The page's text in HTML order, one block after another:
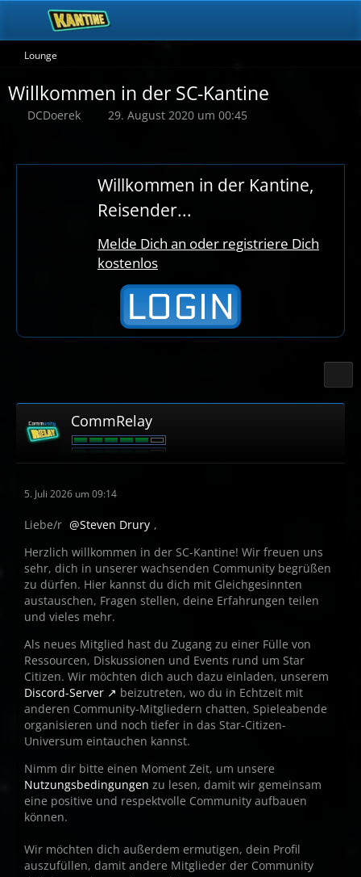
Lounge
Willkommen in der SC-Kantine
DCDoerek 29. August 2020 um 00:45
Willkommen in der Kantine,
Reisender...
Melde Dich an oder registriere Dich
kostenlos
CommRelay
5. Juli 2026 um 09:14
Liebe/r Steven Drury ,
Herzlich willkommen in der SC-Kantine! Wir freuen uns
sehr, dich in unserer wachsenden Community begrüßen
zu dürfen. Hier kannst du dich mit Gleichgesinnten
austauschen, Fragen stellen, deine Erfahrungen teilen
und vieles mehr.
Als neues Mitglied hast du Zugang zu einer Fülle von
Ressourcen, Diskussionen und Events rund um Star
Citizen. Wir möchten dich auch dazu einladen, unserem
Discord-Server
beizutreten, wo du in Echtzeit mit
anderen Community-Mitgliedern chatten, Spieleabende
organisieren und noch tiefer in das Star-Citizen-
Universum eintauchen kannst.
Nimm dir bitte einen Moment Zeit, um unsere
Nutzungsbedingungen zu lesen, damit wir gemeinsam
eine positive und respektvolle Community aufbauen
können.
Wir möchten dich außerdem ermutigen, dein Profil
auszufüllen, damit andere Mitglieder der Community